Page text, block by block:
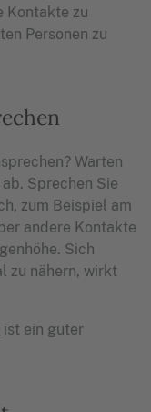
Kontakte zu
Personen zu
Warten
Sprechen Sie
zum Beispiel am
andere Kontakte
Sich
zu nähern, wirkt
ist ein guter